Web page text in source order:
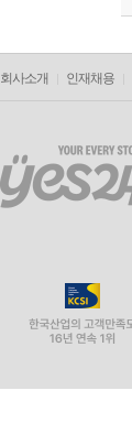
회사소개 인재채용